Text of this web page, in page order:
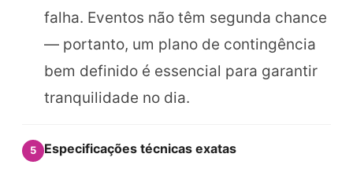
falha. Eventos não têm segunda chance
— portanto, um plano de contingência
bem definido é essencial para garantir
tranquilidade no dia.
5 Especificações técnicas exatas